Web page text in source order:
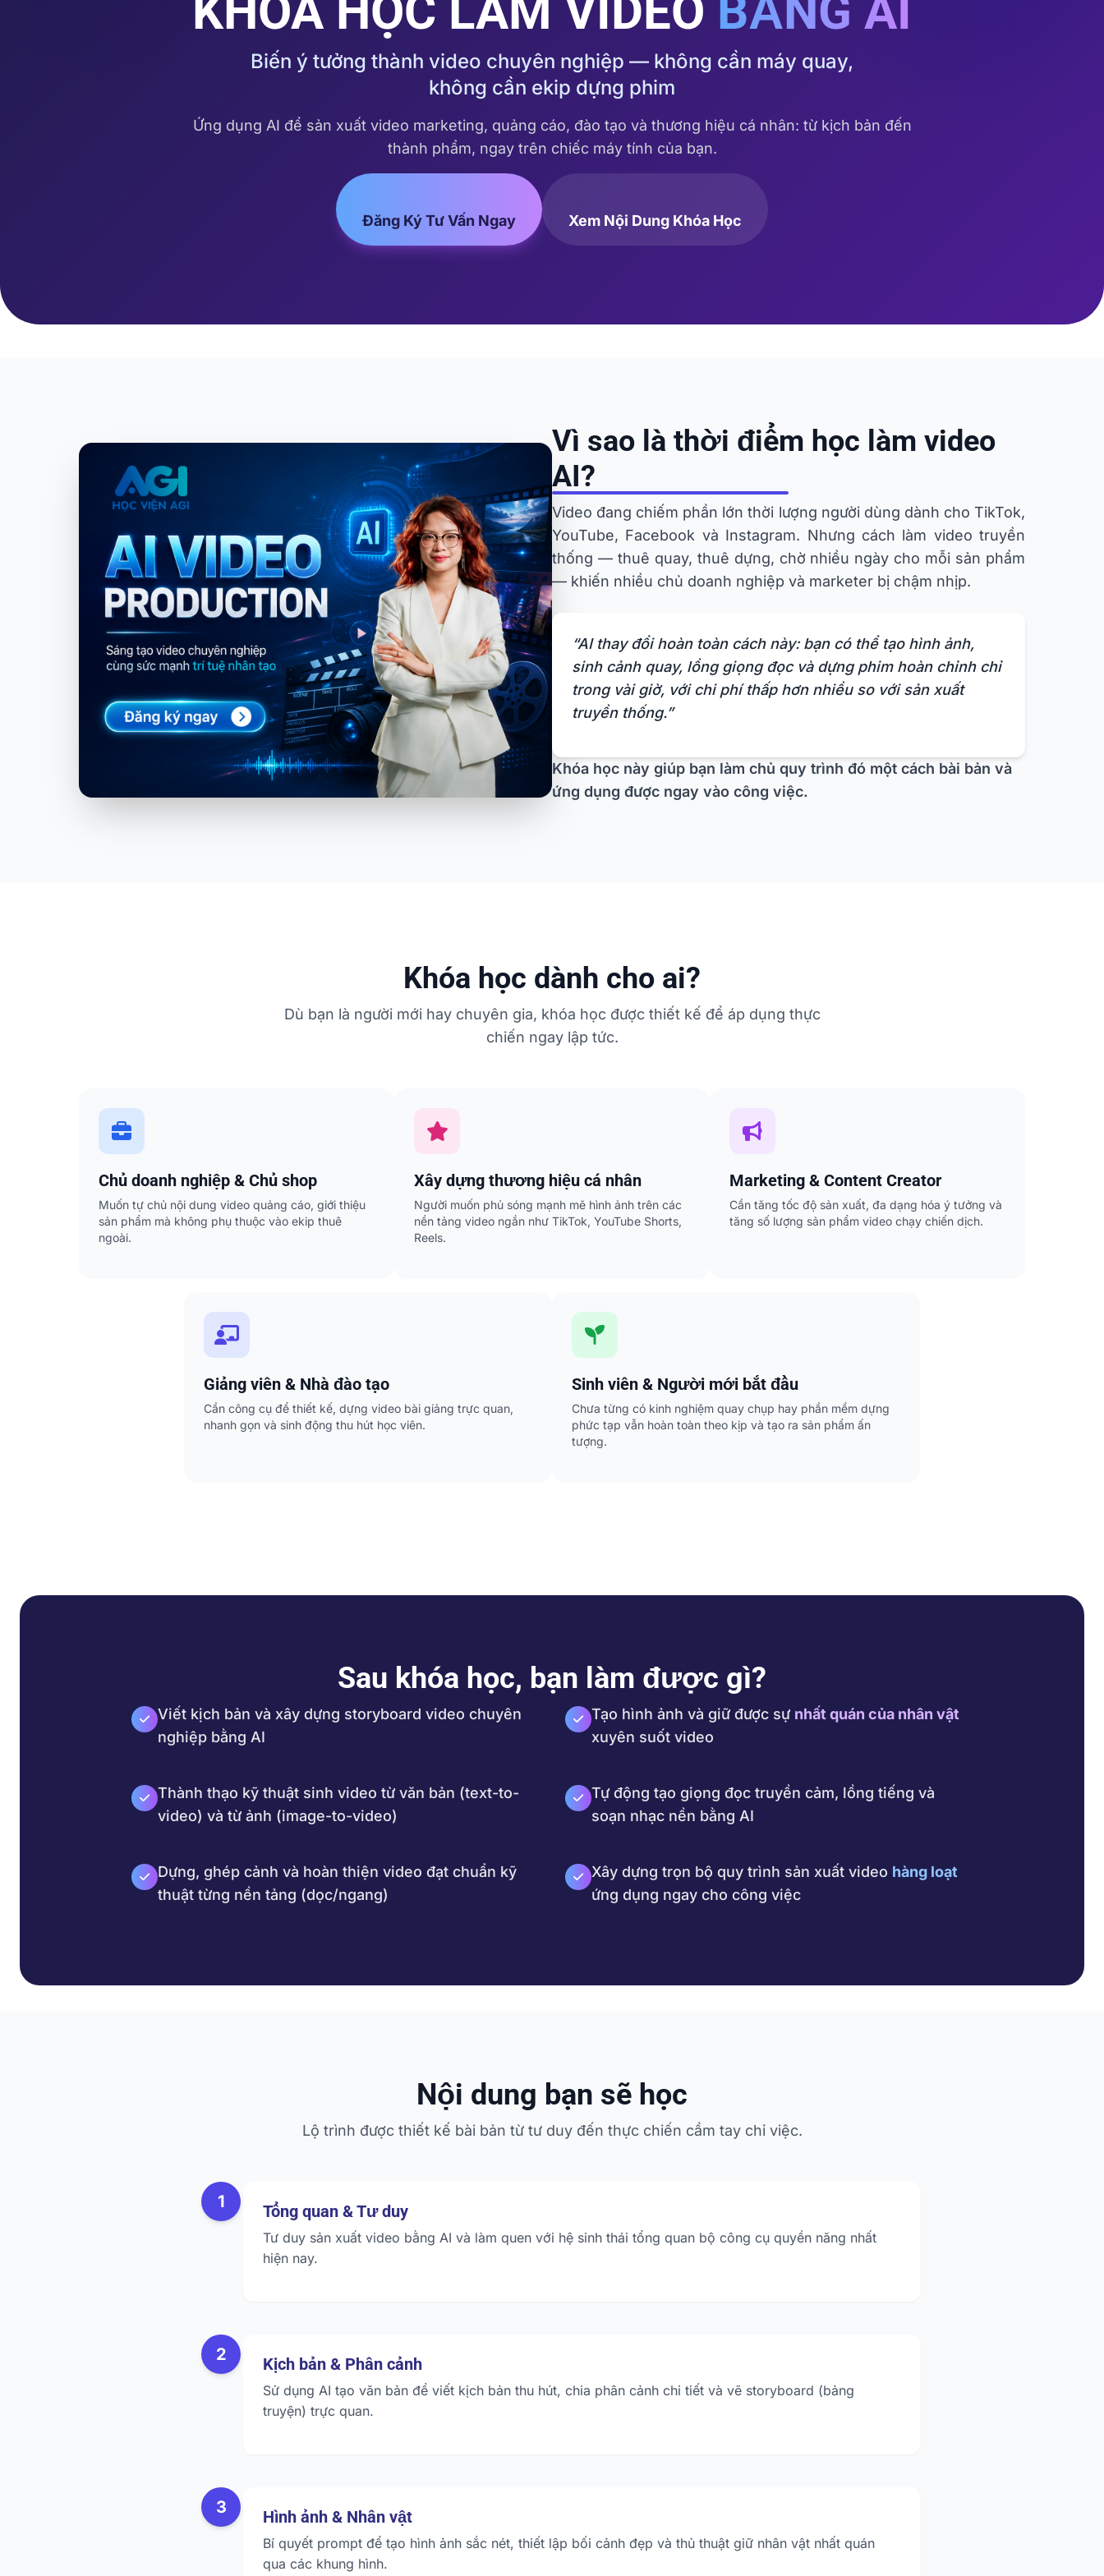
KHÓA HỌC LÀM VIDEO BẰNG AI
Biến ý tưởng thành video chuyên nghiệp — không cần máy quay,
không cần ekip dựng phim
Ứng dụng AI để sản xuất video marketing, quảng cáo, đào tạo và thương hiệu cá nhân: từ kịch bản đến
thành phẩm, ngay trên chiếc máy tính của bạn.
Đăng Ký Tư Vấn Ngay Xem Nội Dung Khóa Học
Vì sao là thời điểm học làm video
AI?
Video đang chiếm phần lớn thời lượng người dùng dành cho TikTok,
YouTube, Facebook và Instagram. Nhưng cách làm video truyền
thống — thuê quay, thuê dựng, chờ nhiều ngày cho mỗi sản phẩm
— khiến nhiều chủ doanh nghiệp và marketer bị chậm nhịp.
“AI thay đổi hoàn toàn cách này: bạn có thể tạo hình ảnh,
sinh cảnh quay, lồng giọng đọc và dựng phim hoàn chỉnh chỉ
trong vài giờ, với chi phí thấp hơn nhiều so với sản xuất
truyền thống.”
Khóa học này giúp bạn làm chủ quy trình đó một cách bài bản và
ứng dụng được ngay vào công việc.
Khóa học dành cho ai?
Dù bạn là người mới hay chuyên gia, khóa học được thiết kế để áp dụng thực
chiến ngay lập tức.
Chủ doanh nghiệp & Chủ shop
Muốn tự chủ nội dung video quảng cáo, giới thiệu
sản phẩm mà không phụ thuộc vào ekip thuê
ngoài.
Xây dựng thương hiệu cá nhân
Người muốn phủ sóng mạnh mẽ hình ảnh trên các
nền tảng video ngắn như TikTok, YouTube Shorts,
Reels.
Marketing & Content Creator
Cần tăng tốc độ sản xuất, đa dạng hóa ý tưởng và
tăng số lượng sản phẩm video chạy chiến dịch.
Giảng viên & Nhà đào tạo
Cần công cụ để thiết kế, dựng video bài giảng trực quan,
nhanh gọn và sinh động thu hút học viên.
Sinh viên & Người mới bắt đầu
Chưa từng có kinh nghiệm quay chụp hay phần mềm dựng
phức tạp vẫn hoàn toàn theo kịp và tạo ra sản phẩm ấn
tượng.
Sau khóa học, bạn làm được gì?
Viết kịch bản và xây dựng storyboard video chuyên
nghiệp bằng AI
Tạo hình ảnh và giữ được sự nhất quán của nhân vật
xuyên suốt video
Thành thạo kỹ thuật sinh video từ văn bản (text-to-
video) và từ ảnh (image-to-video)
Tự động tạo giọng đọc truyền cảm, lồng tiếng và
soạn nhạc nền bằng AI
Dựng, ghép cảnh và hoàn thiện video đạt chuẩn kỹ
thuật từng nền tảng (dọc/ngang)
Xây dựng trọn bộ quy trình sản xuất video hàng loạt
ứng dụng ngay cho công việc
Nội dung bạn sẽ học
Lộ trình được thiết kế bài bản từ tư duy đến thực chiến cầm tay chỉ việc.
1 Tổng quan & Tư duy
Tư duy sản xuất video bằng AI và làm quen với hệ sinh thái tổng quan bộ công cụ quyền năng nhất
hiện nay.
2 Kịch bản & Phân cảnh
Sử dụng AI tạo văn bản để viết kịch bản thu hút, chia phân cảnh chi tiết và vẽ storyboard (bảng
truyện) trực quan.
3 Hình ảnh & Nhân vật
Bí quyết prompt để tạo hình ảnh sắc nét, thiết lập bối cảnh đẹp và thủ thuật giữ nhân vật nhất quán
qua các khung hình.